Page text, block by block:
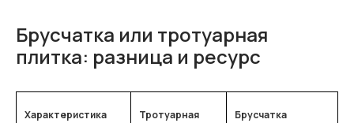
Брусчатка или тротуарная
плитка: разница и ресурс
Характеристика
Тротуарная
Брусчатка